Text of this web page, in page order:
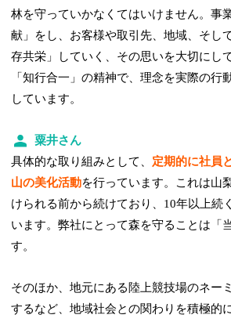
林を守っていかなくてはいけません。事
献」をし、お客様や取引先、地域、そし
存共栄」していく、その思いを大切にし
「知行合一」の精神で、理念を実際の行
しています。
粟井さん
具体的な取り組みとして、 定期的に社員
山の美化活動を行っています。これは山
けられる前から続けており、10年以上続
います。弊社にとって森を守ることは「
す。
そのほか、地元にある陸上競技場のネー
するなど、地域社会との関わりを積極的